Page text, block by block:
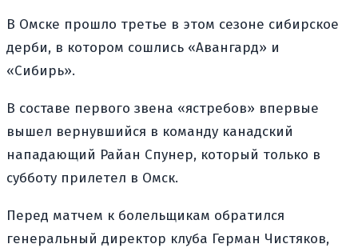
В Омске прошло третье в этом сезоне сибирское
дерби, в котором сошлись «Авангард» и
«Сибирь».
В составе первого звена «ястребов» впервые
вышел вернувшийся в команду канадский
нападающий Райан Спунер, который только в
субботу прилетел в Омск.
Перед матчем к болельщикам обратился
генеральный директор клуба Герман Чистяков,